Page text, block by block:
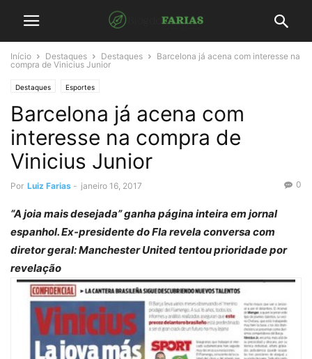
Início Destaques Destaques
Barcelona já acena com interesse na
compra de Vinicius Junior
Destaques Esportes
Barcelona já acena com
interesse na compra de
Vinicius Junior
Por Luiz Farias - janeiro 16, 2017 0
“A joia mais desejada” ganha página inteira em jornal
espanhol. Ex-presidente do Fla revela conversa com
diretor geral: Manchester United tentou prioridade por
revelação